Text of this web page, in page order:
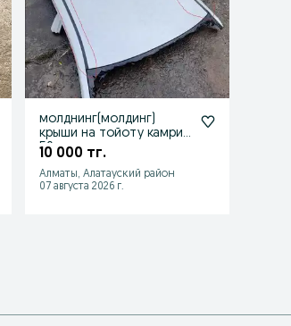
молднинг(молдинг)
крыши на тойоту камри
50
10 000 тг.
Алматы, Алатауский район
07 августа 2026 г.